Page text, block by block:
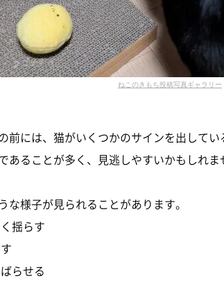
ねこのきもち投稿写真ギャラリー
前には、猫がいくつかのサインを出して
あることが多く、見逃しやすいかもしれま
な様子が見られることがあります。
揺らす
らせる